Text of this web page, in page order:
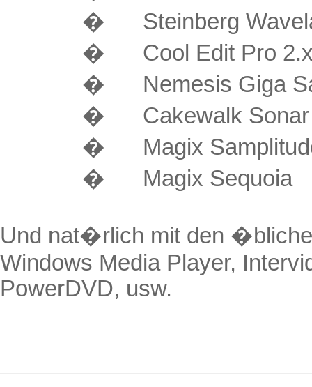
�
Steinberg
�
Cool Edit Pro
�
Nemesis Giga
�
Cakewalk
�
Magix
�
Magix Sequoia
Und nat�rlich mit den
Windows Media Player,
PowerDVD, usw.